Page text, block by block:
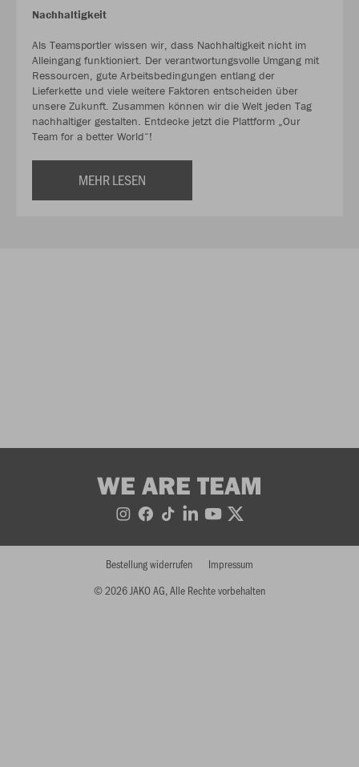
Nachhaltigkeit
Als Teamsportler wissen wir, dass Nachhaltigkeit nicht im
Alleingang funktioniert. Der verantwortungsvolle Umgang mit
Ressourcen, gute Arbeitsbedingungen entlang der
Lieferkette und viele weitere Faktoren entscheiden über
unsere Zukunft. Zusammen können wir die Welt jeden Tag
nachhaltiger gestalten. Entdecke jetzt die Plattform „Our
Team for a better World“!
MEHR LESEN
WE ARE TEAM
© 2026 JAKO AG, Alle Rechte vorbehalten
Bestellung widerrufen Impressum